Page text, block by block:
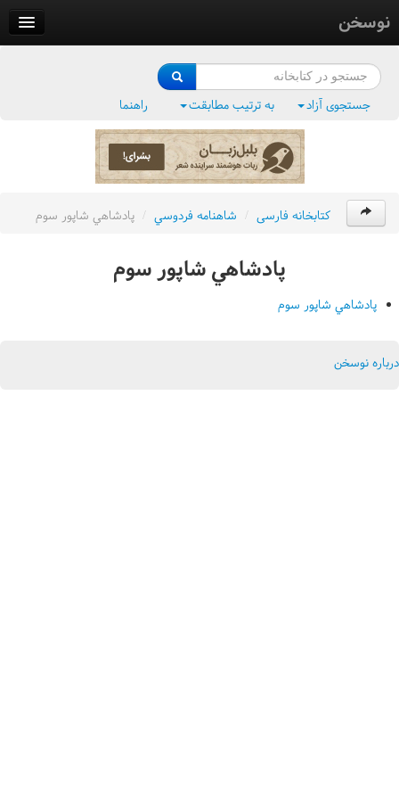
نوسخن
فرهنگ واژگان
جستجوی آزاد به ترتیب مطابقت راهنما
کتابخانه فارسی / شاهنامه فردوسي / پادشاهي شاپور سوم
پادشاهي شاپور سوم
پادشاهي شاپور سوم
درباره نوسخن